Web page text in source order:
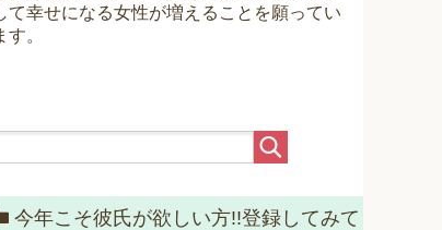
て幸せになる女性が増えることを願ってい
す。
今年こそ彼氏が欲しい方!!登録してみて